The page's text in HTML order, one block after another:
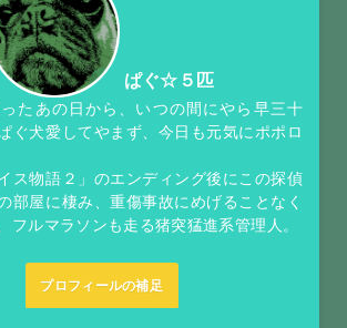
ぱぐ☆５匹
たあの日から、いつの間にやら早三十
ぐ犬愛してやまず、今日も元気にポポロ
ス物語２」のエンディング後にこの探偵
部屋に棲み、重傷事故にめげることなく
フルマラソンも走る猪突猛進系管理人。
プロフィールの補足